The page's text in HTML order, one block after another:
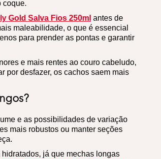
coque.
Gold Salva Fios 250ml antes de
maleabilidade, o que é essencial
para prender as pontas e garantir
e mais rentes ao couro cabeludo,
por desfazer, os cachos saem mais
e as possibilidades de variação
mais robustos ou manter seções
já que mechas longas